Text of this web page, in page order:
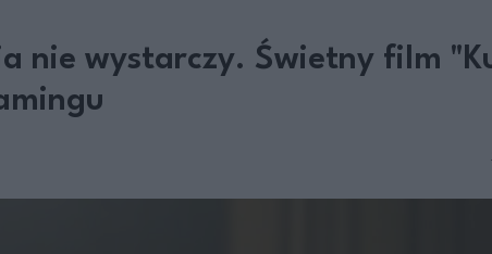
nie wystarczy. Świetny film